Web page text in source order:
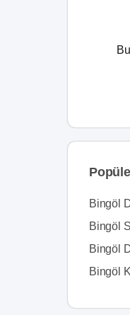
Bingöl
Bingöl
Bingöl
Bingöl